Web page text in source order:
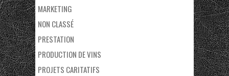
MARKETING
NON CLASSÉ
PRESTATION
PRODUCTION DE VINS
PROJETS CARITATIFS